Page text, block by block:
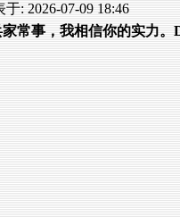
于: 2026-07-09 18:46
家常事，我相信你的实力